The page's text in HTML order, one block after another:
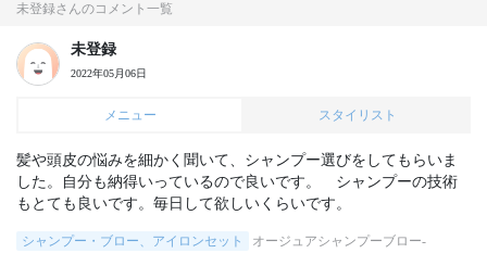
未登録さんのコメント一覧
未登録
2022年05月06日
メニュー スタイリスト
髪や頭皮の悩みを細かく聞いて、シャンプー選びをしてもらいま
した。自分も納得いっているので良いです。　シャンプーの技術
もとても良いです。毎日して欲しいくらいです。
シャンプー・ブロー、アイロンセット オージュアシャンプーブロー-